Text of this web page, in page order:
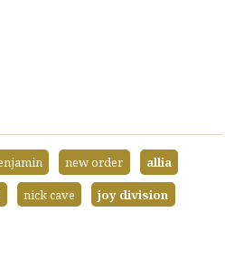
new order
allia
nick cave
joy division